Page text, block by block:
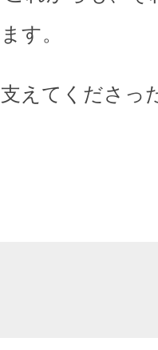
す。
えてくださっ